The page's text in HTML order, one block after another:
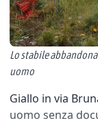
Lo stabile
uomo
Giallo in via
uomo senza